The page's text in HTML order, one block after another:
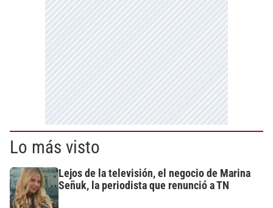
Lo más visto
Lejos de la televisión, el negocio de Marina
Señuk, la periodista que renunció a TN